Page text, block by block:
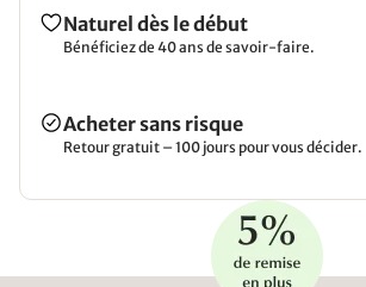
Naturel dès le début
Bénéficiez de 40 ans de savoir-faire.
Acheter sans risque
Retour gratuit – 100 jours pour vous décider.